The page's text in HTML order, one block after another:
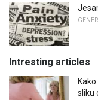
Intresting articles
sliku